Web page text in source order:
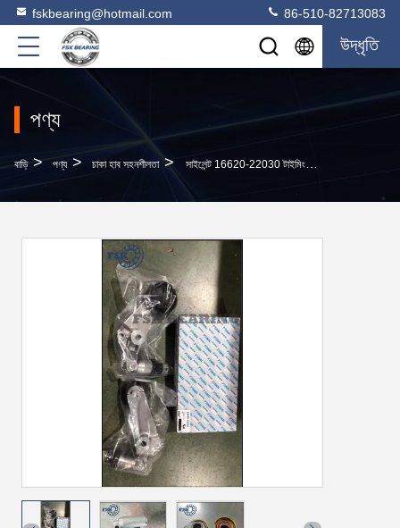
fskbearing@hotmail.com 86-510-82713083
উদ্ধৃতি
পণ্য
বাড়ি > পণ্য > চাকা হাব সহনশীলতা > সাইলেন্ট 16620-22030 টাইমিং বেল্ট টেনশনার আইডলার পুলি 70 *26 মিমি অটোমোটিভ বিয়ারিং